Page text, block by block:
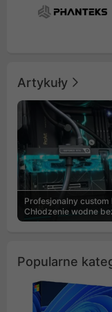
Artykuły
Profesjonalny custom
Chłodzenie wodne
Popularne